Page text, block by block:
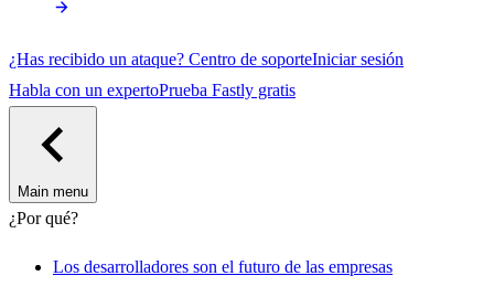
¿Has recibido un ataque? Centro de soporteIniciar sesión
Habla con un expertoPrueba Fastly gratis
Main menu
¿Por qué?
Los desarrolladores son el futuro de las empresas